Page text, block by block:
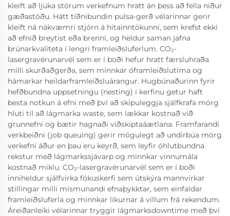
kleift að ljúka stórum verkefnum hratt án þess að fella niður
gæðastöðu. Hátt tíðnibundin pulsa-gerð vélarinnar gerir
kleift ná nákvæmri stjórn á hitainntökunni, sem krefst ekki
að efnið breytist eða brenni, og heldur saman jafna
brúnarkvaliteta í lengri framleiðsluferlum. CO₂-
lasergravérunarvél sem er í boði hefur hratt færsluhraða
milli skurðaðgerða, sem minnkar óframleiðslutíma og
hámarkar heildarframleiðsluárangur. Hugbúnaðurinn fyrir
hefðbundna uppsetningu (nesting) í kerfinu getur haft
besta notkun á efni með því að skipuleggja sjálfkrafa mörg
hluti til að lágmarka waste, sem lækkar kostnað við
grunnefni og bætir hagnaði viðskiptaáætlana. Framfarandi
verkbeiðni (job queuing) gerir mögulegt að undirbúa mörg
verkefni áður en þau eru keyrð, sem leyfir óhlutbundna
rekstur með lágmarkssjávarp og minnkar vinnumála
kostnað miklu. CO₂-lasergravérunarvél sem er í boði
inniheldur sjálfvirka fókuskerfi sem útskýra mannvirkar
stillingar milli mismunandi efnaþykktar, sem einfaldar
framleiðsluferla og minnkar líkurnar á villum frá rekendum.
Áreiðanleiki vélarinnar tryggir lágmarksdowntime með því